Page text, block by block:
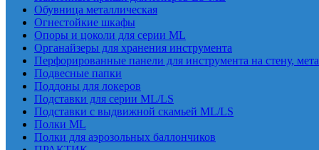
Обувница металлическая
Огнестойкие шкафы
Опоры и цоколи для серии ML
Органайзеры для хранения инструмента
Перфорированные панели для инструмента на стену,
Подвесные папки
Поддоны для локеров
Подставки для серии ML/LS
Подставки с выдвижной скамьей ML/LS
Полки ML
Полки для аэрозольных баллончиков